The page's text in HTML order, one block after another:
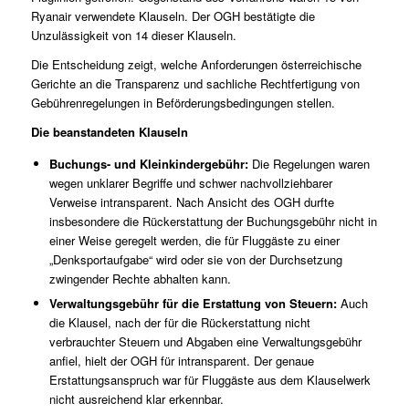
Ryanair verwendete Klauseln. Der OGH bestätigte die
Unzulässigkeit von 14 dieser Klauseln.
Die Entscheidung zeigt, welche Anforderungen österreichische
Gerichte an die Transparenz und sachliche Rechtfertigung von
Gebührenregelungen in Beförderungsbedingungen stellen.
Die beanstandeten Klauseln
Buchungs- und Kleinkindergebühr: Die Regelungen waren
wegen unklarer Begriffe und schwer nachvollziehbarer
Verweise intransparent. Nach Ansicht des OGH durfte
insbesondere die Rückerstattung der Buchungsgebühr nicht in
einer Weise geregelt werden, die für Fluggäste zu einer
„Denksportaufgabe“ wird oder sie von der Durchsetzung
zwingender Rechte abhalten kann.
Verwaltungsgebühr für die Erstattung von Steuern: Auch
die Klausel, nach der für die Rückerstattung nicht
verbrauchter Steuern und Abgaben eine Verwaltungsgebühr
anfiel, hielt der OGH für intransparent. Der genaue
Erstattungsanspruch war für Fluggäste aus dem Klauselwerk
nicht ausreichend klar erkennbar.